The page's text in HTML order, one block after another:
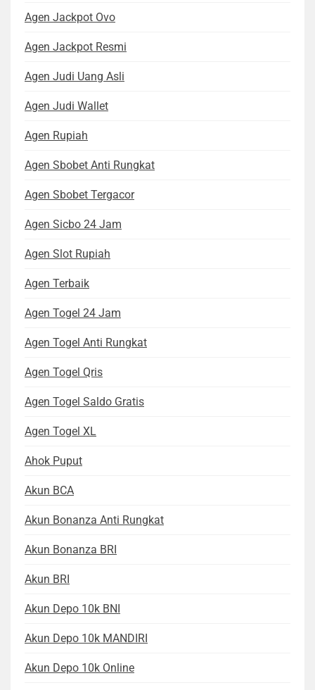
Agen Jackpot Ovo
Agen Jackpot Resmi
Agen Judi Uang Asli
Agen Judi Wallet
Agen Rupiah
Agen Sbobet Anti Rungkat
Agen Sbobet Tergacor
Agen Sicbo 24 Jam
Agen Slot Rupiah
Agen Terbaik
Agen Togel 24 Jam
Agen Togel Anti Rungkat
Agen Togel Qris
Agen Togel Saldo Gratis
Agen Togel XL
Ahok Puput
Akun BCA
Akun Bonanza Anti Rungkat
Akun Bonanza BRI
Akun BRI
Akun Depo 10k BNI
Akun Depo 10k MANDIRI
Akun Depo 10k Online